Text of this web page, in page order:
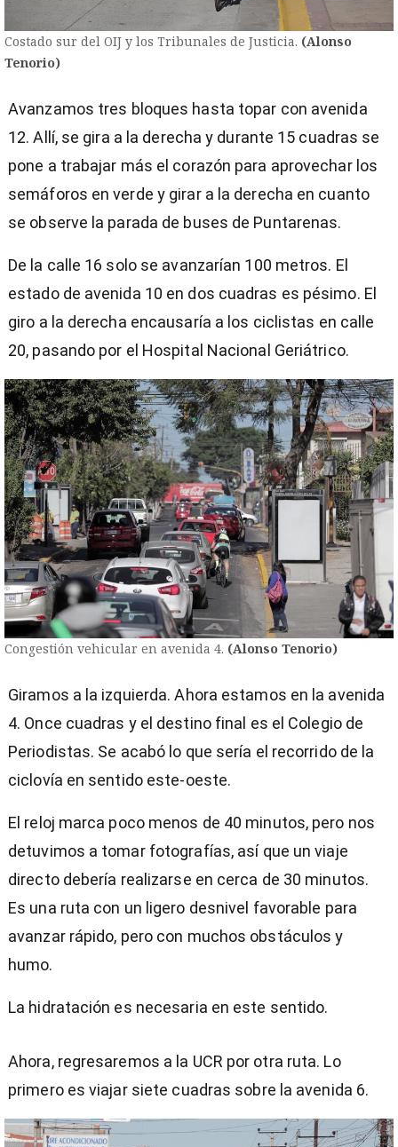
Costado sur del OIJ y los Tribunales de Justicia. (Alonso
Tenorio)
Avanzamos tres bloques hasta topar con avenida
12. Allí, se gira a la derecha y durante 15 cuadras se
pone a trabajar más el corazón para aprovechar los
semáforos en verde y girar a la derecha en cuanto
se observe la parada de buses de Puntarenas.
De la calle 16 solo se avanzarían 100 metros. El
estado de avenida 10 en dos cuadras es pésimo. El
giro a la derecha encausaría a los ciclistas en calle
20, pasando por el Hospital Nacional Geriátrico.
Congestión vehicular en avenida 4. (Alonso Tenorio)
Giramos a la izquierda. Ahora estamos en la avenida
4. Once cuadras y el destino final es el Colegio de
Periodistas. Se acabó lo que sería el recorrido de la
ciclovía en sentido este-oeste.
El reloj marca poco menos de 40 minutos, pero nos
detuvimos a tomar fotografías, así que un viaje
directo debería realizarse en cerca de 30 minutos.
Es una ruta con un ligero desnivel favorable para
avanzar rápido, pero con muchos obstáculos y
humo.
La hidratación es necesaria en este sentido.
Ahora, regresaremos a la UCR por otra ruta. Lo
primero es viajar siete cuadras sobre la avenida 6.